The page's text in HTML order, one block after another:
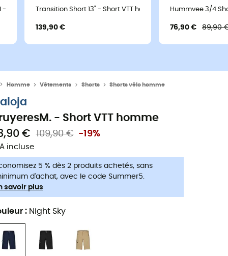
- Short VTT hommeTransition Short 13" - Short VTT homme
139,90 €
Hummvee 3/4
76,90 € 89,90
Homme Vêtements Shorts Shorts vélo homme
- Short VTT homme
€
109,90 € -19%
incluse
5 % dès 2 produits achetés, sans
d'achat, avec le code Summer5.
savoir plus
: Night Sky